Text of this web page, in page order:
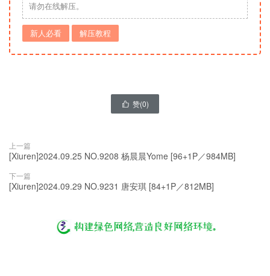
请勿在线解压。
新人必看 解压教程
 赞(0)
上一篇
[Xiuren]2024.09.25 NO.9208 杨晨晨Yome [96+1P／984MB]
下一篇
[Xiuren]2024.09.29 NO.9231 唐安琪 [84+1P／812MB]